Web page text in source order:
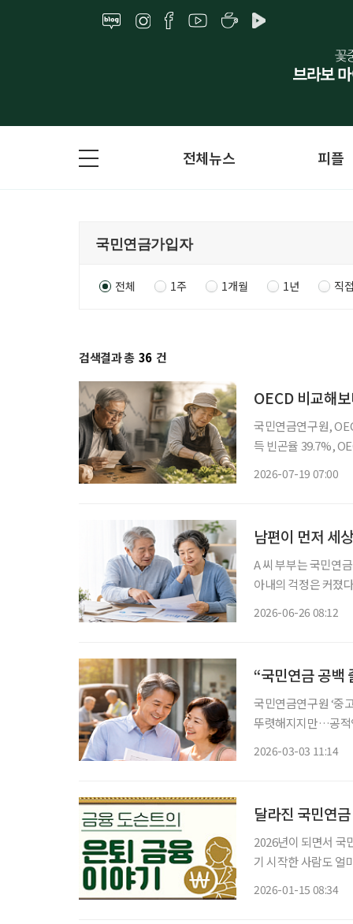
전체뉴스 피플
전체 1주 1개월 1년 직
검색결과 총 36 건
OECD 비교해
국민연금연구원,
득 빈곤율 39.7%,
2026-07-19 07:00
남편이 먼저 세
A 씨 부부는 국민연
아내의 걱정은 커졌다. “혹시 남편이 먼저 세상을 떠나면 앞으로 생활비는 어떻게 하
2026-06-26 08:12
“국민연금 공백
국민연금연구원 ‘중
뚜렷해지지만…공적
2026-03-03 11:14
달라진 국민연
2026년이 되면서 국
기 시작한 사람도 얼
2026-01-15 08:34